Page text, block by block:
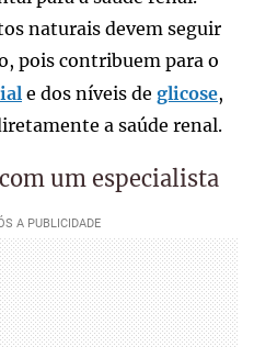
naturais devem seguir
pois contribuem para o
e dos níveis de glicose,
a saúde renal.
um especialista